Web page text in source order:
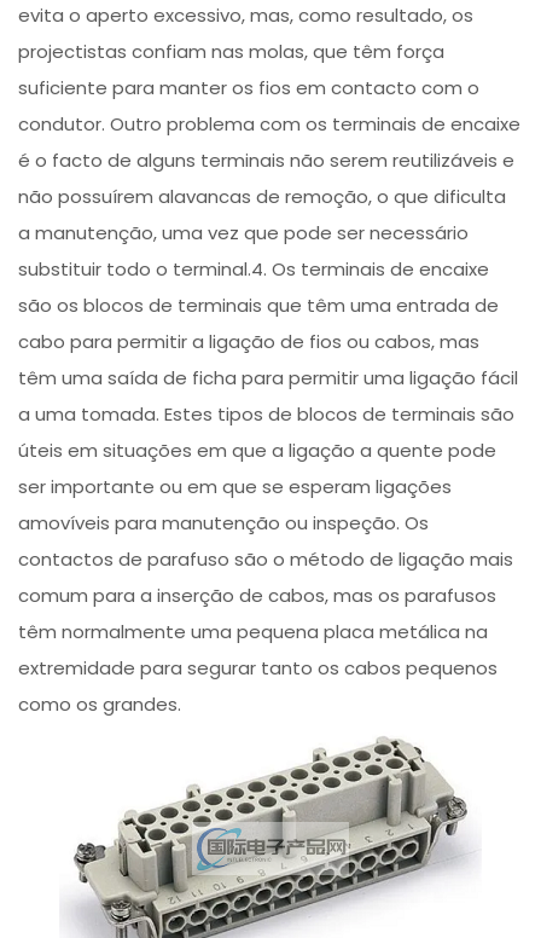
evita o aperto excessivo, mas, como resultado, os
projectistas confiam nas molas, que têm força
suficiente para manter os fios em contacto com o
condutor. Outro problema com os terminais de encaixe
é o facto de alguns terminais não serem reutilizáveis e
não possuírem alavancas de remoção, o que dificulta
a manutenção, uma vez que pode ser necessário
substituir todo o terminal.4. Os terminais de encaixe
são os blocos de terminais que têm uma entrada de
cabo para permitir a ligação de fios ou cabos, mas
têm uma saída de ficha para permitir uma ligação fácil
a uma tomada. Estes tipos de blocos de terminais são
úteis em situações em que a ligação a quente pode
ser importante ou em que se esperam ligações
amovíveis para manutenção ou inspeção. Os
contactos de parafuso são o método de ligação mais
comum para a inserção de cabos, mas os parafusos
têm normalmente uma pequena placa metálica na
extremidade para segurar tanto os cabos pequenos
como os grandes.